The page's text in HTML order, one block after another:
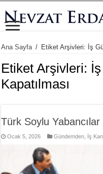
Ana Sayfa / Etiket Arşivleri: İş
Etiket Arşivleri:
Kapatılması
Türk Soylu
Ocak 5, 2026 Gündemden İş